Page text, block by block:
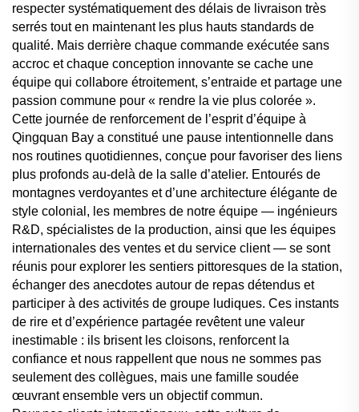
respecter systématiquement des délais de livraison très
serrés tout en maintenant les plus hauts standards de
qualité. Mais derrière chaque commande exécutée sans
accroc et chaque conception innovante se cache une
équipe qui collabore étroitement, s’entraide et partage une
passion commune pour « rendre la vie plus colorée ».
Cette journée de renforcement de l’esprit d’équipe à
Qingquan Bay a constitué une pause intentionnelle dans
nos routines quotidiennes, conçue pour favoriser des liens
plus profonds au-delà de la salle d’atelier. Entourés de
montagnes verdoyantes et d’une architecture élégante de
style colonial, les membres de notre équipe — ingénieurs
R&D, spécialistes de la production, ainsi que les équipes
internationales des ventes et du service client — se sont
réunis pour explorer les sentiers pittoresques de la station,
échanger des anecdotes autour de repas détendus et
participer à des activités de groupe ludiques. Ces instants
de rire et d’expérience partagée revêtent une valeur
inestimable : ils brisent les cloisons, renforcent la
confiance et nous rappellent que nous ne sommes pas
seulement des collègues, mais une famille soudée
œuvrant ensemble vers un objectif commun.